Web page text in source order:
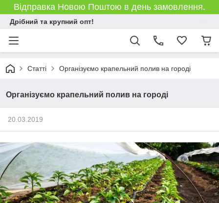
Відправка Новою Поштою в день замовлення.
Дрібний та крупний опт!
Статті Організуємо крапельний полив на городі
Організуємо крапельний полив на городі
20.03.2019